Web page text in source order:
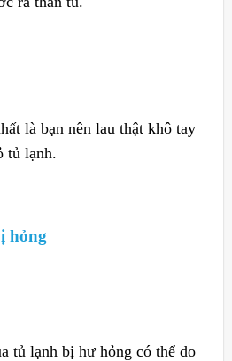
là bạn nên lau thật khô tay
tủ lạnh.
hỏng
tủ lạnh bị hư hỏng có thể do